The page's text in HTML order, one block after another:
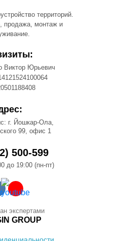
территорий.
продажа, монтаж и
Виктор Юрьевич
г. Йошкар-Ола,
99, офис 1
500-599
до 19:00 (пн-пт)
экспертами
GROUP